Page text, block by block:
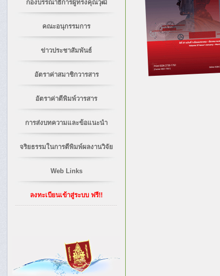
กองบรรณาธิการผู้ทรงคุณวุฒิ
คณะอนุกรรมการ
ข่าวประชาสัมพันธ์
อัตราค่าสมาชิกวารสาร
อัตราค่าตีพิมพ์วารสาร
การส่งบทความและข้อแนะนำ
จริยธรรมในการตีพิมพ์ผลงานวิจัย
Web Links
ลงทะเบียนเข้าสู่ระบบ ฟรี!!